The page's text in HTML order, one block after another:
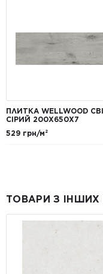
ПЛИТКА WELLWOOD
СІРИЙ 200X650X7
529 грн/м²
ТОВАРИ З ІНШИХ